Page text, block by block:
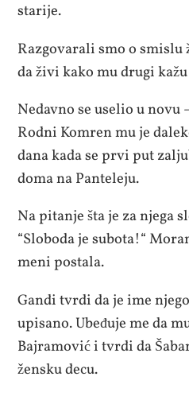
starije.
Razgovarali smo o smislu
da živi kako mu drugi
Nedavno se uselio u novu
Rodni Komren mu je
dana kada se prvi put
doma na Panteleju.
Na pitanje šta je za njega
“Sloboda je subota!“
meni postala.
Gandi tvrdi da je ime
upisano. Ubeđuje me da
Bajramović i tvrdi da
žensku decu.